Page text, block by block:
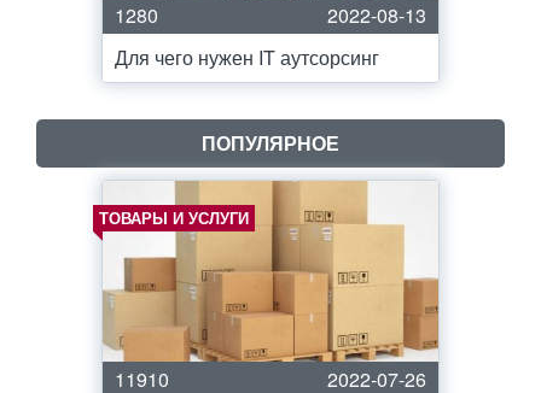
1280
2022-08-13
Для чего нужен IT аутсорсинг
ПОПУЛЯРНОЕ
ТОВАРЫ И УСЛУГИ
11910
2022-07-26